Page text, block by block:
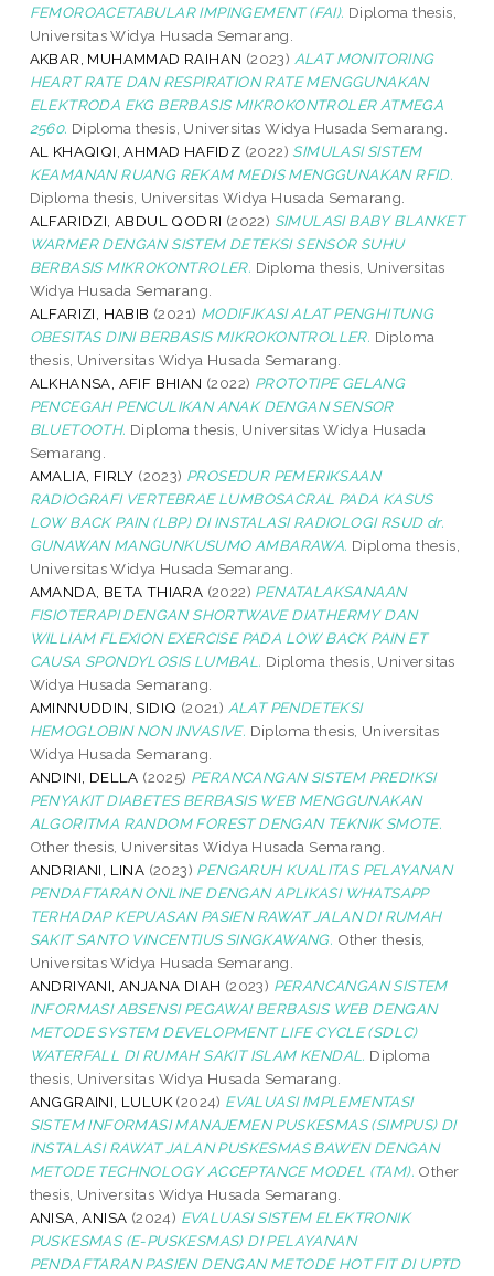
FEMOROACETABULAR IMPINGEMENT (FAI). Diploma thesis,
Universitas Widya Husada Semarang.
AKBAR, MUHAMMAD RAIHAN (2023) ALAT MONITORING
HEART RATE DAN RESPIRATION RATE MENGGUNAKAN
ELEKTRODA EKG BERBASIS MIKROKONTROLER ATMEGA
2560. Diploma thesis, Universitas Widya Husada Semarang.
AL KHAQIQI, AHMAD HAFIDZ (2022) SIMULASI SISTEM
KEAMANAN RUANG REKAM MEDIS MENGGUNAKAN RFID.
Diploma thesis, Universitas Widya Husada Semarang.
ALFARIDZI, ABDUL QODRI (2022) SIMULASI BABY BLANKET
WARMER DENGAN SISTEM DETEKSI SENSOR SUHU
BERBASIS MIKROKONTROLER. Diploma thesis, Universitas
Widya Husada Semarang.
ALFARIZI, HABIB (2021) MODIFIKASI ALAT PENGHITUNG
OBESITAS DINI BERBASIS MIKROKONTROLLER. Diploma
thesis, Universitas Widya Husada Semarang.
ALKHANSA, AFIF BHIAN (2022) PROTOTIPE GELANG
PENCEGAH PENCULIKAN ANAK DENGAN SENSOR
BLUETOOTH. Diploma thesis, Universitas Widya Husada
Semarang.
AMALIA, FIRLY (2023) PROSEDUR PEMERIKSAAN
RADIOGRAFI VERTEBRAE LUMBOSACRAL PADA KASUS
LOW BACK PAIN (LBP) DI INSTALASI RADIOLOGI RSUD dr.
GUNAWAN MANGUNKUSUMO AMBARAWA. Diploma thesis,
Universitas Widya Husada Semarang.
AMANDA, BETA THIARA (2022) PENATALAKSANAAN
FISIOTERAPI DENGAN SHORTWAVE DIATHERMY DAN
WILLIAM FLEXION EXERCISE PADA LOW BACK PAIN ET
CAUSA SPONDYLOSIS LUMBAL. Diploma thesis, Universitas
Widya Husada Semarang.
AMINNUDDIN, SIDIQ (2021) ALAT PENDETEKSI
HEMOGLOBIN NON INVASIVE. Diploma thesis, Universitas
Widya Husada Semarang.
ANDINI, DELLA (2025) PERANCANGAN SISTEM PREDIKSI
PENYAKIT DIABETES BERBASIS WEB MENGGUNAKAN
ALGORITMA RANDOM FOREST DENGAN TEKNIK SMOTE.
Other thesis, Universitas Widya Husada Semarang.
ANDRIANI, LINA (2023) PENGARUH KUALITAS PELAYANAN
PENDAFTARAN ONLINE DENGAN APLIKASI WHATSAPP
TERHADAP KEPUASAN PASIEN RAWAT JALAN DI RUMAH
SAKIT SANTO VINCENTIUS SINGKAWANG. Other thesis,
Universitas Widya Husada Semarang.
ANDRIYANI, ANJANA DIAH (2023) PERANCANGAN SISTEM
INFORMASI ABSENSI PEGAWAI BERBASIS WEB DENGAN
METODE SYSTEM DEVELOPMENT LIFE CYCLE (SDLC)
WATERFALL DI RUMAH SAKIT ISLAM KENDAL. Diploma
thesis, Universitas Widya Husada Semarang.
ANGGRAINI, LULUK (2024) EVALUASI IMPLEMENTASI
SISTEM INFORMASI MANAJEMEN PUSKESMAS (SIMPUS) DI
INSTALASI RAWAT JALAN PUSKESMAS BAWEN DENGAN
METODE TECHNOLOGY ACCEPTANCE MODEL (TAM). Other
thesis, Universitas Widya Husada Semarang.
ANISA, ANISA (2024) EVALUASI SISTEM ELEKTRONIK
PUSKESMAS (E-PUSKESMAS) DI PELAYANAN
PENDAFTARAN PASIEN DENGAN METODE HOT FIT DI UPTD